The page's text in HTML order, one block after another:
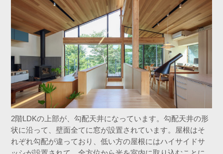
2階LDKの上部が、勾配天井になっています。勾配天井の形
状に沿って、壁面全てに窓が設置されています。屋根はそ
れぞれ勾配が違っており、低い方の屋根にはハイサイドサ